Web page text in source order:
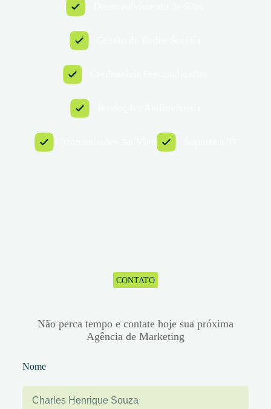
CONTATO
Não perca tempo e contate hoje sua próxima
Agência de Marketing
Nome